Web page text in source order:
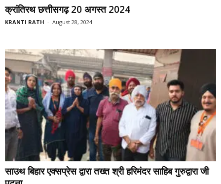
क्रांतिरथ छत्तीसगढ़ 20 अगस्त 2024
KRANTI RATH - August 28, 2024
साउथ बिहार एक्सप्रेस द्वारा तख्त श्री हरिमंदर साहिब गुरुद्वारा जी